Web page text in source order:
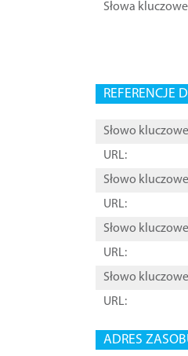
Słowa
REFERENCJE
Słowo
URL:
Słowo
URL:
Słowo
URL:
Słowo
URL:
ADRES